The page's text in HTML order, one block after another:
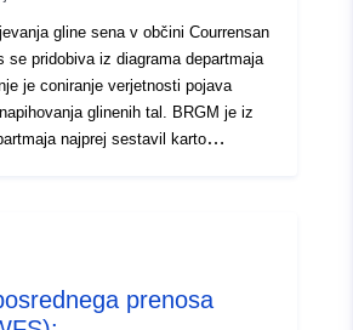
gline sena v občini Courrensan
se pridobiva iz diagrama departmaja
je coniranje verjetnosti pojava
glinenih tal. BRGM je iz
najprej sestavil karto
— delež glinenega materiala
— delež mineralov v fazi
koncu rezultat stopnje občutljivosti,
prenosa